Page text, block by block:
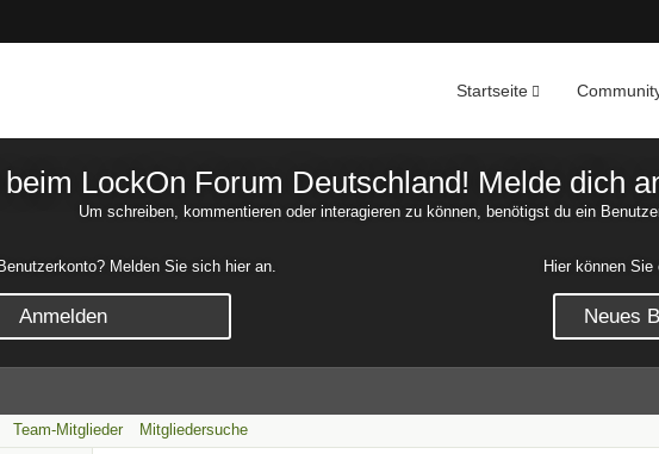
Startseite
LockOn Forum Deutschland! Melde dich
Um schreiben, kommentieren oder interagieren zu können, benötigst du ein
Melden Sie sich hier an.
Anmelden
Hier können
Neues
Team-Mitglieder Mitgliedersuche